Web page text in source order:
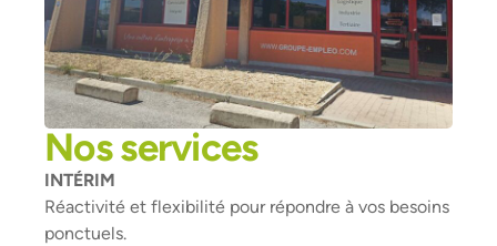
Nos services
INTÉRIM
Réactivité et flexibilité pour répondre à vos besoins
ponctuels.